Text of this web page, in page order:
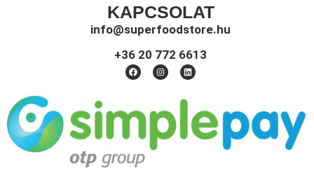
KAPCSOLAT
info@superfoodstore.hu
+36 20 772 6613